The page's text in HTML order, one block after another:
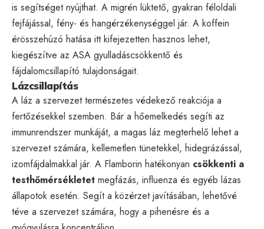
is segítséget nyújthat. A migrén lüktető, gyakran féloldali
fejfájással, fény- és hangérzékenységgel jár. A koffein
érösszehúzó hatása itt kifejezetten hasznos lehet,
kiegészítve az ASA gyulladáscsökkentő és
fájdalomcsillapító tulajdonságait.
Lázcsillapítás
A láz a szervezet természetes védekező reakciója a
fertőzésekkel szemben. Bár a hőemelkedés segíti az
immunrendszer munkáját, a magas láz megterhelő lehet a
szervezet számára, kellemetlen tünetekkel, hidegrázással,
izomfájdalmakkal jár. A Flamborin hatékonyan csökkenti a
testhőmérsékletet megfázás, influenza és egyéb lázas
állapotok esetén. Segít a közérzet javításában, lehetővé
téve a szervezet számára, hogy a pihenésre és a